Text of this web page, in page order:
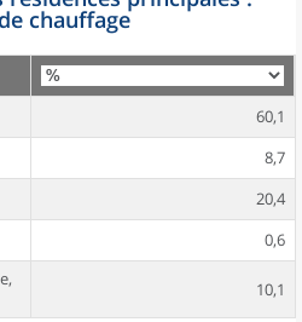
chauffage
60,1
8,7
20,4
0,6
10,1